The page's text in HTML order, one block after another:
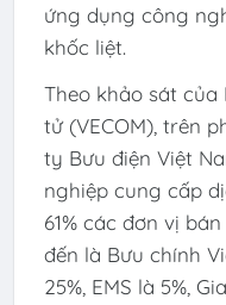
ứng dụng công
khốc liệt.
Theo khảo sát của
tử (VECOM), trên
ty Bưu điện Việt
nghiệp cung cấp
61% các đơn vị
đến là Bưu chính
25%, EMS là 5%,